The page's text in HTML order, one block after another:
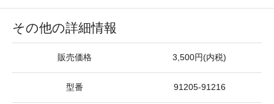
その他の詳細情報
販売価格 3,500円(内税)
型番 91205-91216